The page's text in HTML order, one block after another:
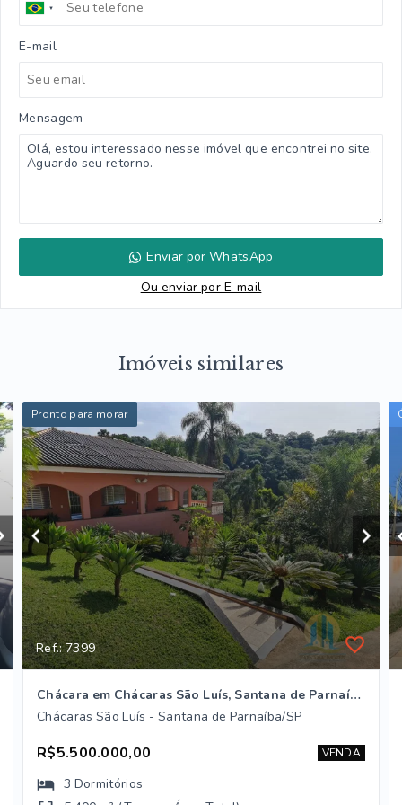
E-mail
Mensagem
Enviar por WhatsApp
Ou enviar por E-mail
Imóveis similares
Pronto para morar
Ref.: 7399
Chácara em Chácaras São Luís, Santana de Parnaíba/SP
Chácaras São Luís - Santana de Parnaíba/SP
R$5.500.000,00 VENDA
3 Dormitórios